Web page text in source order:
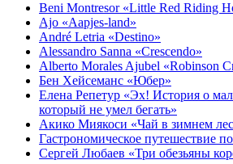
Beni Montresor «Little Red Riding
Ajo «Aapjes-land»
André Letria «Destino»
Alessandro Sanna «Crescendo»
Alberto Morales Ajubel «Robinson
Бен Хейсеманс «Юбер»
Елена Репетур «Эх! История о
который не умел бегать»
Акико Миякоси «Чай в зимнем
Гастрономическое путешествие
Сергей Любаев «Три обезьяны